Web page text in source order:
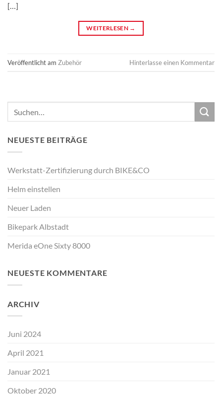
[…]
WEITERLESEN →
Veröffentlicht am Zubehör Hinterlasse einen Kommentar
NEUESTE BEITRÄGE
Werkstatt-Zertifizierung durch BIKE&CO
Helm einstellen
Neuer Laden
Bikepark Albstadt
Merida eOne Sixty 8000
NEUESTE KOMMENTARE
ARCHIV
Juni 2024
April 2021
Januar 2021
Oktober 2020